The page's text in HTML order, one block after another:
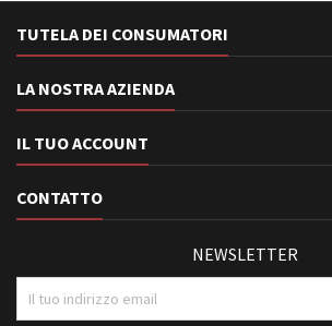
TUTELA DEI CONSUMATORI
LA NOSTRA AZIENDA
IL TUO ACCOUNT
CONTATTO
NEWSLETTER